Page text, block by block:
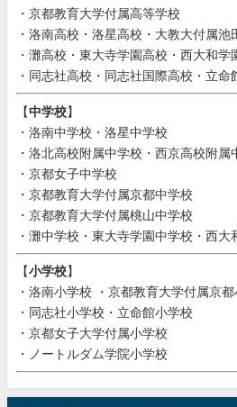
・京都教育大学付属高等学校
・洛南高校・洛星高校・大教大付属池
・灘高校・東大寺学園高校・西大和学
・同志社高校・同志社国際高校・立命
【中学校】
・洛南中学校・洛星中学校
・洛北高校附属中学校・西京高校附属
・京都女子中学校
・京都教育大学付属京都中学校
・京都教育大学付属桃山中学校
・灘中学校・東大寺学園中学校・西大
【小学校】
・洛南小学校 ・京都教育大学付属京都
・同志社小学校・立命館小学校
・京都女子大学付属小学校
・ノートルダム学院小学校